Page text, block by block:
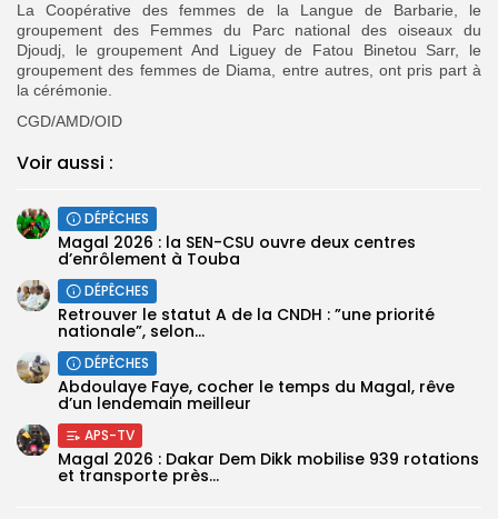
La Coopérative des femmes de la Langue de Barbarie, le
groupement des Femmes du Parc national des oiseaux du
Djoudj, le groupement And Liguey de Fatou Binetou Sarr, le
groupement des femmes de Diama, entre autres, ont pris part à
la cérémonie.
CGD/AMD/OID
Voir aussi :
DÉPÊCHES
Magal 2026 : la SEN-CSU ouvre deux centres
d’enrôlement à Touba
DÉPÊCHES
Retrouver le statut A de la CNDH : ”une priorité
nationale”, selon...
DÉPÊCHES
Abdoulaye Faye, cocher le temps du Magal, rêve
d’un lendemain meilleur
APS-TV
Magal 2026 : Dakar Dem Dikk mobilise 939 rotations
et transporte près...